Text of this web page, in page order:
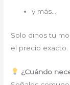
y más…
Solo dinos tu
el precio exacto.
¿Cuándo